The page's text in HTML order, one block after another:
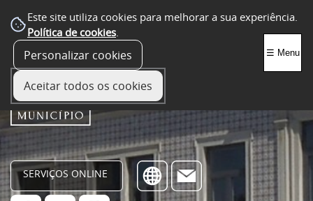
Este site utiliza cookies para melhorar a sua experiência.
Política de cookies.
Personalizar cookies
Aceitar todos os cookies
SERVIÇOS ONLINE
☰ Menu